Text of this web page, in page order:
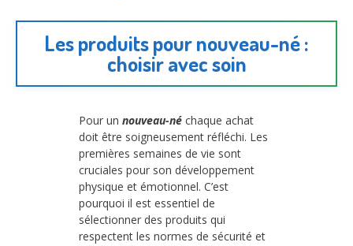
Les produits pour nouveau-né :
choisir avec soin
Pour un nouveau-né chaque achat
doit être soigneusement réfléchi. Les
premières semaines de vie sont
cruciales pour son développement
physique et émotionnel. C’est
pourquoi il est essentiel de
sélectionner des produits qui
respectent les normes de sécurité et